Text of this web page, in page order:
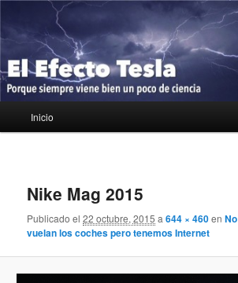
contenido
principalEl Efecto Tesla
Porque siempre viene bien un poco de ciencia
principal
Inicio
imágenes
Nike Mag 2015
Publicado el 22 octubre, 2015 a644 × 460enNo
vuelan los coches pero tenemos Internet